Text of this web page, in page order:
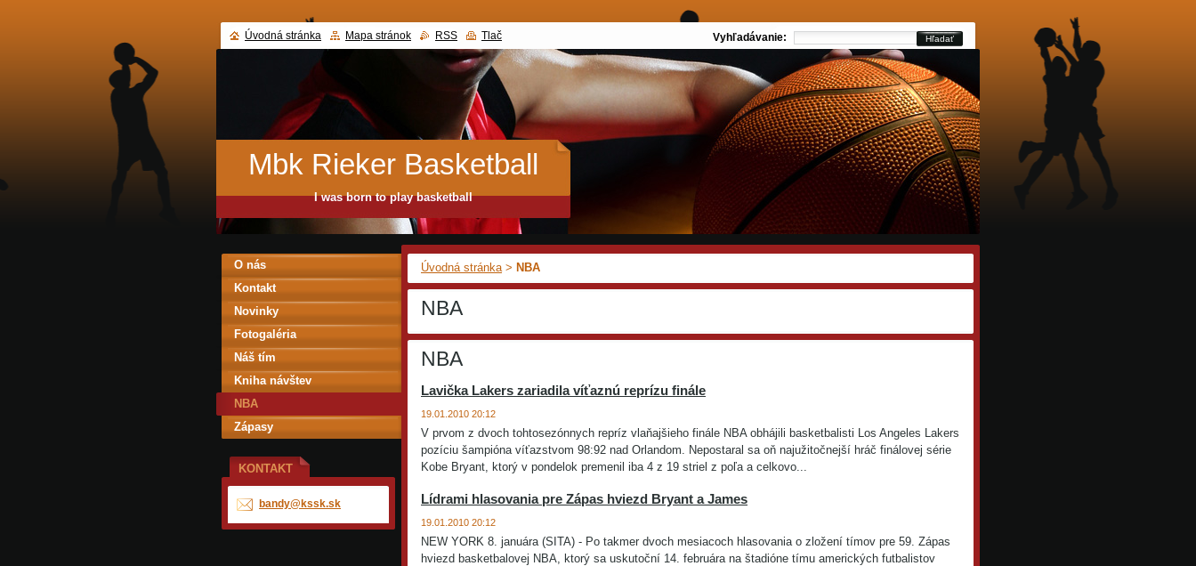
Mbk Rieker Basketball
I was born to play basketball
Úvodná stránka > NBA
NBA
NBA
Lavička Lakers zariadila víťaznú reprízu finále
19.01.2010 20:12
V prvom z dvoch tohtosezónnych repríz vlaňajšieho finále NBA obhájili basketbalisti Los Angeles Lakers
pozíciu šampióna víťazstvom 98:92 nad Orlandom. Nepostaral sa oň najužitočnejší hráč finálovej série
Kobe Bryant, ktorý v pondelok premenil iba 4 z 19 striel z poľa a celkovo...
Lídrami hlasovania pre Zápas hviezd Bryant a James
19.01.2010 20:12
NEW YORK 8. januára (SITA) - Po takmer dvoch mesiacoch hlasovania o zložení tímov pre 59. Zápas
hviezd basketbalovej NBA, ktorý sa uskutoční 14. februára na štadióne tímu amerických futbalistov
O nás
Kontakt
Novinky
Fotogaléria
Náš tím
Kniha návštev
NBA
Zápasy
KONTAKT
bandy@kssk.sk
Úvodná stránka Mapa stránok RSS Tlač Vyhľadávanie: Hľadať